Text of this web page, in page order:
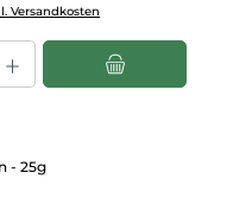
Versandkosten
Wert ein oder benutze die